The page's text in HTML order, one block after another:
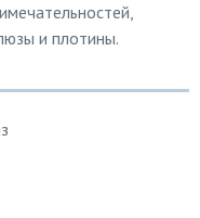
и плотины.